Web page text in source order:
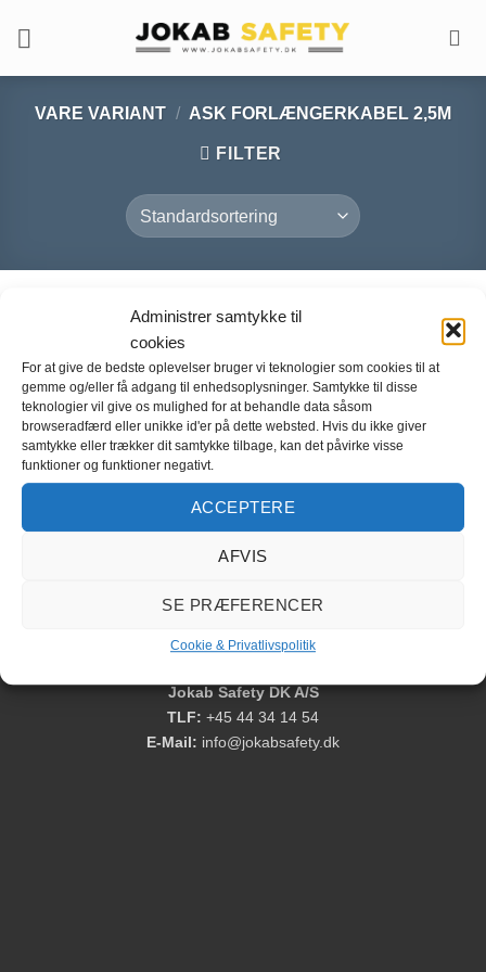
Administrer samtykke til
cookies
For at give de bedste oplevelser bruger vi teknologier som cookies til at
gemme og/eller få adgang til enhedsoplysninger. Samtykke til disse
teknologier vil give os mulighed for at behandle data såsom
browseradfærd eller unikke id'er på dette websted. Hvis du ikke giver
samtykke eller trækker dit samtykke tilbage, kan det påvirke visse
funktioner og funktioner negativt.
ACCEPTERE
AFVIS
SE PRÆFERENCER
Cookie & Privatlivspolitik
VARE VARIANT / ASK FORLÆNGERKABEL 2,5M
FILTER
Cookie & Privatlivspolitik
Jokab Safety DK A/S
TLF: +45 44 34 14 54
E-Mail: info@jokabsafety.dk